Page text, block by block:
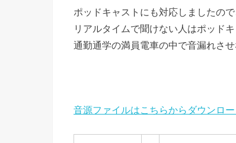
ポッドキャストにも対応しましたので
リアルタイムで聞けない人はポッドキ
通勤通学の満員電車の中で音漏れさ
音源ファイルはこちらからダウンロ